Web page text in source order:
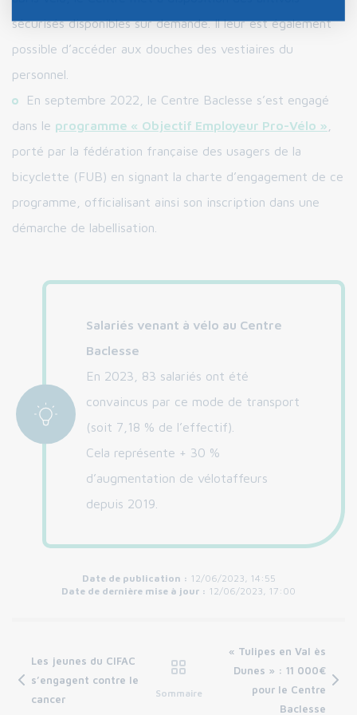
sécurisés disponibles sur demande. Il leur est également
possible d’accéder aux douches des vestiaires du
personnel.
En septembre 2022, le Centre Baclesse s’est engagé
dans le programme « Objectif Employeur Pro-Vélo »
porté par la fédération française des usagers de la
bicyclette (FUB) en signant la charte d’engagement de ce
programme, officialisant ainsi son inscription dans une
démarche de labellisation.
Salariés venant à vélo au Centre
Baclesse
En 2023, 83 salariés ont été
convaincus par ce mode de transport
(soit 7,18 % de l’effectif).
Cela représente + 30 %
d’augmentation de vélotaffeurs
depuis 2019.
Date de publication : 12/06/2023, 14:55
Date de dernière mise à jour : 12/06/2023, 17:00
Les jeunes du CIFAC
s’engagent contre le
cancer
Sommaire
« Tulipes en Val ès
Dunes » : 11 000€
pour le Centre
Baclesse